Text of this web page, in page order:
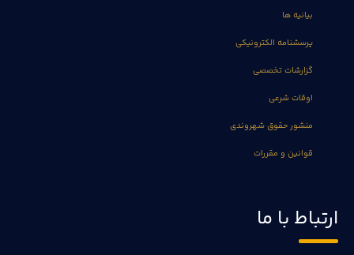
بیانیه ها
پرسشنامه الکترونیکی
گزارشات تخصصی
اوقات شرعی
منشور حقوق شهروندی
قوانین و مقررات
ارتباط با ما